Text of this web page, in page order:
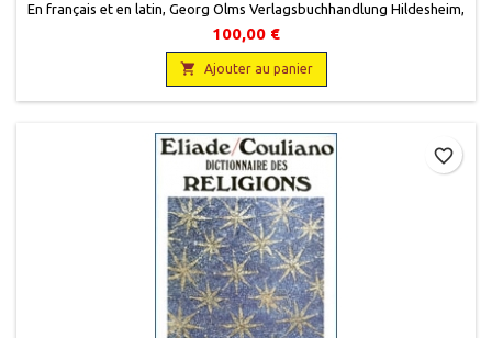
En français et en latin, Georg Olms Verlagsbuchhandlung Hildesheim,
1965, 16 x 22,5, VI + 1592 colonnes, relié, occasion. Très bon état,
toilé éditeur rouge, titre gravé or sur dossur une pièce de titre et sur
plat.
100,00 €
 Ajouter au panier
favorite_border